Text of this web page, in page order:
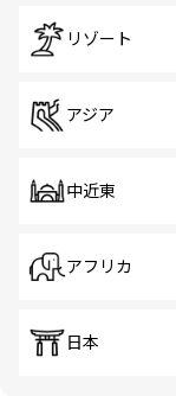
リゾート
アジア
中近東
アフリカ
日本